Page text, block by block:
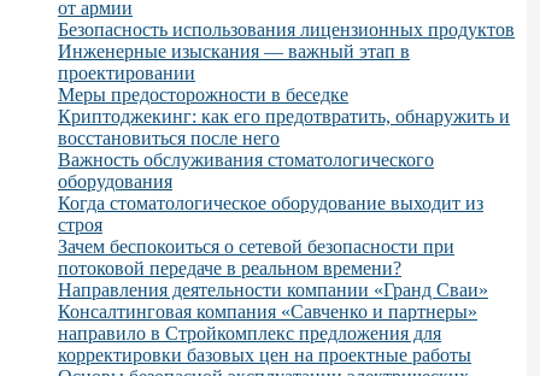
от армии
Безопасность использования лицензионных продуктов
Инженерные изыскания — важный этап в
проектировании
Меры предосторожности в беседке
Криптоджекинг: как его предотвратить, обнаружить и
восстановиться после него
Важность обслуживания стоматологического
оборудования
Когда стоматологическое оборудование выходит из
строя
Зачем беспокоиться о сетевой безопасности при
потоковой передаче в реальном времени?
Направления деятельности компании «Гранд Сваи»
Консалтинговая компания «Савченко и партнеры»
направило в Стройкомплекс предложения для
корректировки базовых цен на проектные работы